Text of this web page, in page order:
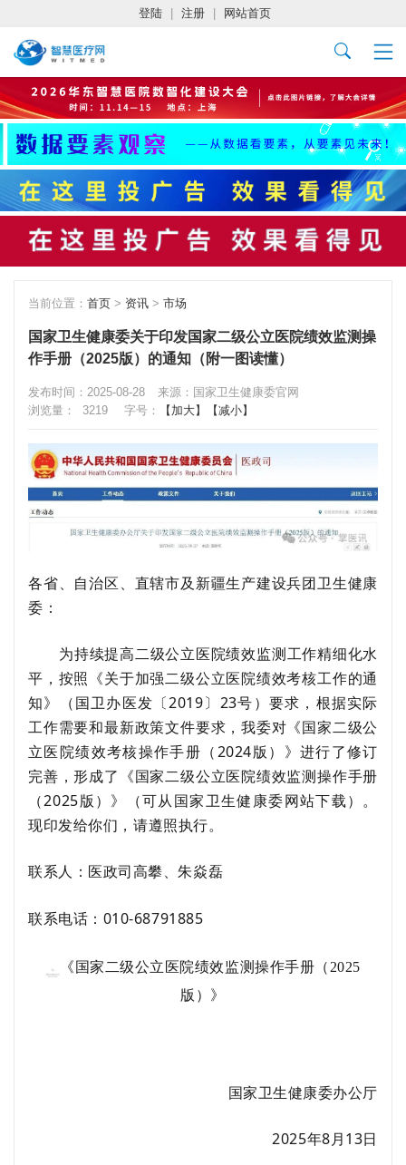
登陆 注册 网站首页
当前位置： 首页 > 资讯 > 市场
国家卫生健康委关于印发国家二级公立医院绩效监测操
作手册（2025版）的通知（附一图读懂）
发布时间：2025-08-28
来源：国家卫生健康委官网
浏览量：
3219 字号： 【加大】 【减小】
各省、自治区、直辖市及新疆生产建设兵团卫生健康
委：
为持续提高二级公立医院绩效监测工作精细化水
平，按照《关于加强二级公立医院绩效考核工作的通
知》（国卫办医发〔2019〕23号）要求，根据实际
工作需要和最新政策文件要求，我委对 《国家二级公
立医院绩效考核操作手册（2024版）》进行了修订
完善，形成了《国家二级公立医院绩效监测操作手册
（2025版）》
（可从国家卫生健康委网站下载）。
现印发给你们，请遵照执行。
联系人：医政司高攀、朱焱磊
联系电话： 010-68791885
《国家二级公立医院绩效监测操作手册（2025
版）》
国家卫生健康委办公厅
2025年8月13日